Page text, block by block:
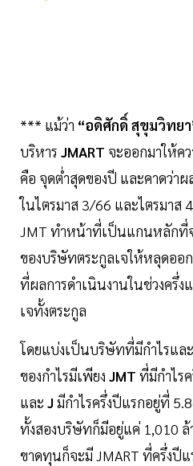
*** แม้ว่า “อดิศักดิ์ สุขุมวิทยา
บริหาร JMART จะออกมาให้ค
คือ จุดต่ำสุดของปี และคาดว่า
ในไตรมาส 3/66 และไตรมาส
JMT ทำหน้าที่เป็นแกนหลักที่
ของบริษัทตระกูลเจให้หลุดออ
ที่ผลการดำเนินงานในช่วงครึ่
เจทั้งตระกูล
โดยแบ่งเป็นบริษัทที่มีกำไรแล
ของกำไรมีเพียง JMT ที่มีกำไร
และ J มีกำไรครึ่งปีแรกอยู่ที่
ทั้งสองบริษัทก็มีอยู่แค่ 1,010
ขาดทุนก็จะมี JMART ที่ครึ่งปี